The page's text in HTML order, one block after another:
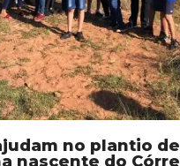
no plantio de
nascente do